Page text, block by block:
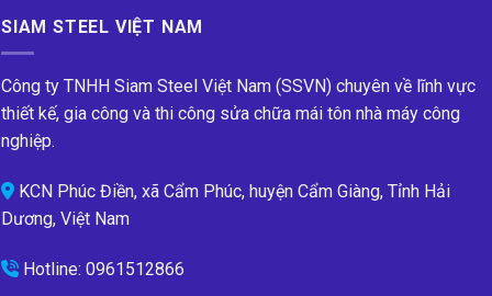
SIAM STEEL VIỆT NAM
Công ty TNHH Siam Steel Việt Nam (SSVN) chuyên về lĩnh vực
thiết kế, gia công và thi công sửa chữa mái tôn nhà máy công
nghiệp.
KCN Phúc Điền, xã Cẩm Phúc, huyện Cẩm Giàng, Tỉnh Hải
Dương, Việt Nam
Hotline: 0961512866